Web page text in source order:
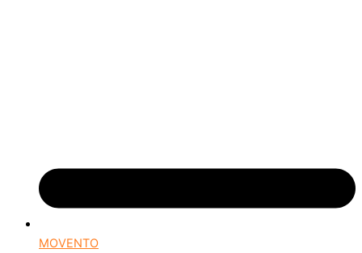
MOVENTO